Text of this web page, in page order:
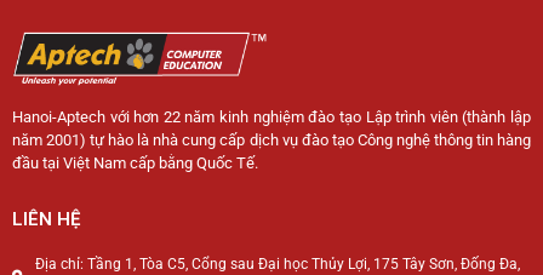
Hanoi-Aptech với hơn 22 năm kinh nghiệm đào tạo Lập trình viên (thành lập
năm 2001) tự hào là nhà cung cấp dịch vụ đào tạo Công nghệ thông tin hàng
đầu tại Việt Nam cấp bằng Quốc Tế.
LIÊN HỆ
Địa chỉ: Tầng 1, Tòa C5, Cổng sau Đại học Thủy Lợi, 175 Tây Sơn, Đống Đa,